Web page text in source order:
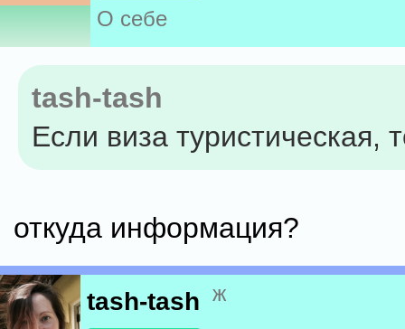
О себе
tash-tash
Если виза туристическая,
откуда информация?
tash-tash ж